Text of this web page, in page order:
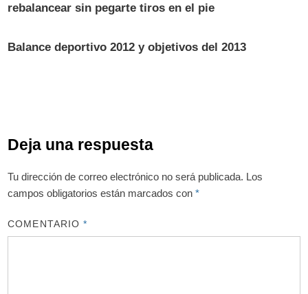
rebalancear sin pegarte tiros en el pie
Balance deportivo 2012 y objetivos del 2013
Deja una respuesta
Tu dirección de correo electrónico no será publicada. Los
campos obligatorios están marcados con*
COMENTARIO*